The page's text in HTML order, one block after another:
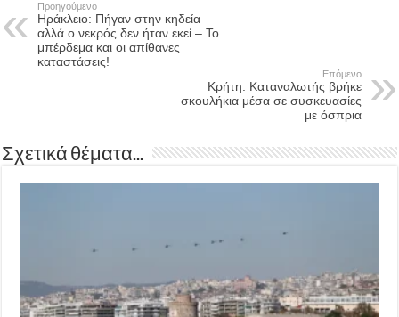
Προηγούμενο
Ηράκλειο: Πήγαν στην κηδεία
αλλά ο νεκρός δεν ήταν εκεί – Το
μπέρδεμα και οι απίθανες
καταστάσεις!
Επόμενο
Κρήτη: Καταναλωτής βρήκε
σκουλήκια μέσα σε συσκευασίες
με όσπρια
Σχετικά θέματα...